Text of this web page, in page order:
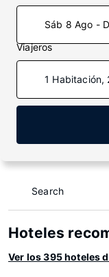
Sáb 8 Ago -
Viajeros
1 Habitación,
Search
Hoteles
Ver los 395 hoteles